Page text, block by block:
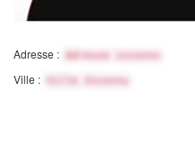
Adresse : Adresse inconnu
Ville : Ville Inconnu